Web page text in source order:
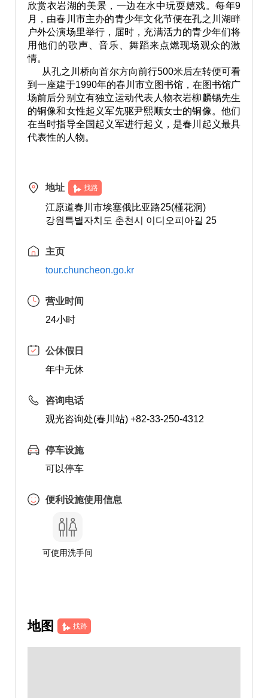
欣赏衣岩湖的美景，一边在水中玩耍嬉戏。每年9
月，由春川市主办的青少年文化节便在孔之川湖畔
户外公演场里举行，届时，充满活力的青少年们将
用他们的歌声、音乐、舞蹈来点燃现场观众的激
情。
从孔之川桥向首尔方向前行500米后左转便可看
到一座建于1990年的春川市立图书馆，在图书馆广
场前后分别立有独立运动代表人物衣岩柳麟锡先生
的铜像和女性起义军先驱尹熙顺女士的铜像。他们
在当时指导全国起义军进行起义，是春川起义最具
代表性的人物。
地址 找路
江原道春川市埃塞俄比亚路25(槿花洞)
강원특별자치도 춘천시 이디오피아길 25
主页
tour.chuncheon.go.kr
营业时间
24小时
公休假日
年中无休
咨询电话
观光咨询处(春川站) +82-33-250-4312
停车设施
可以停车
便利设施使用信息
可使用洗手间
地图 找路